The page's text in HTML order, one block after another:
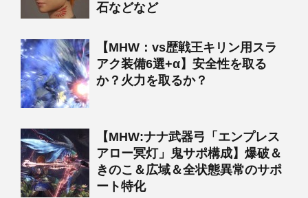
石などなど
【MHW：vs歴戦王キリン用スラ
アク装備6選+α】安全性を取る
か？火力を取るか？
【MHW:ナナ武器弓「エンプレス
アロー冥灯」鬼サポ構成】爆破＆
きのこ＆広域＆全状態異常のサポ
ート特化